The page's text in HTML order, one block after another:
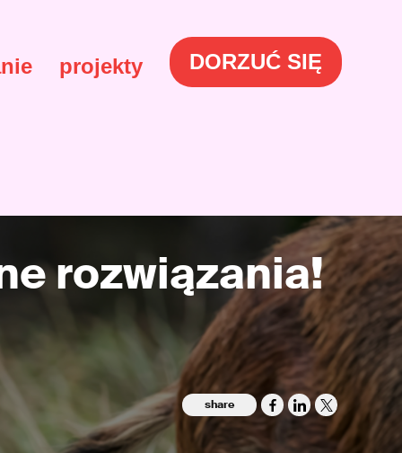
projekty DORZUĆ SIĘ
rozwiązania!
share